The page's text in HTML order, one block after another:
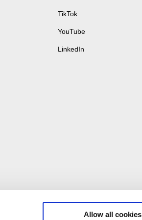
Allow all cookies
TikTok
YouTube
LinkedIn